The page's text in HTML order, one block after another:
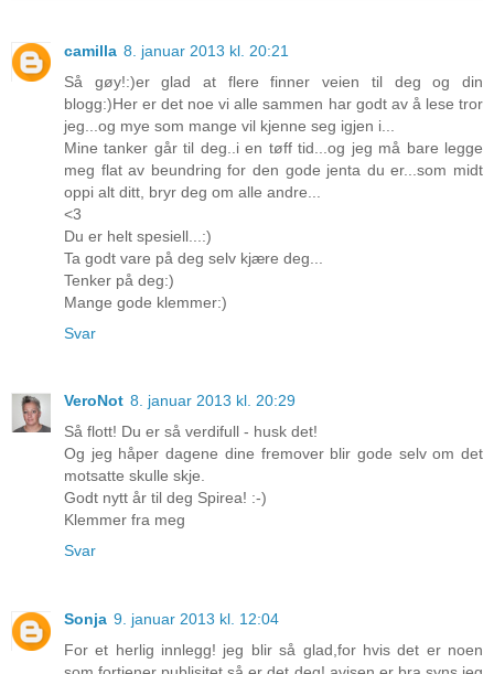
camilla 8. januar 2013 kl. 20:21
Så gøy!:)er glad at flere finner veien til deg og din
blogg:)Her er det noe vi alle sammen har godt av å lese tror
jeg...og mye som mange vil kjenne seg igjen i...
Mine tanker går til deg..i en tøff tid...og jeg må bare legge
meg flat av beundring for den gode jenta du er...som midt
oppi alt ditt, bryr deg om alle andre...
<3
Du er helt spesiell...:)
Ta godt vare på deg selv kjære deg...
Tenker på deg:)
Mange gode klemmer:)
Svar
VeroNot 8. januar 2013 kl. 20:29
Så flott! Du er så verdifull - husk det!
Og jeg håper dagene dine fremover blir gode selv om det
motsatte skulle skje.
Godt nytt år til deg Spirea! :-)
Klemmer fra meg
Svar
Sonja 9. januar 2013 kl. 12:04
For et herlig innlegg! jeg blir så glad,for hvis det er noen